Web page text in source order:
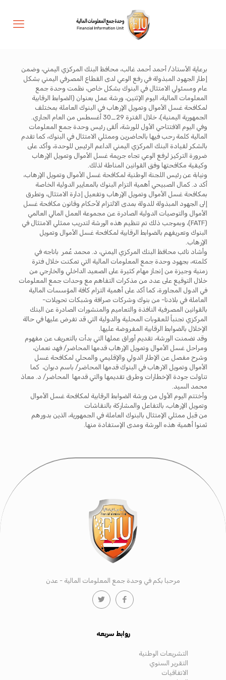
برعاية الأستاذ/ أحمد أحمد غالب، محافظ البنك المركزي اليمني، وضمن
إطار الجهود المبذولة في رفع الوعي لدى القطاع المصرفي اليمني بشكل
عام ومسئولي الامتثال في البنوك بشكل خاص، نظمت وحدة جمع
المعلومات المالية، اليوم الإثنين، ورشة عمل بعنوان (الضوابط الرقابية
لمكافحة غسل الأموال وتمويل الإرهاب في البنوك العاملة بمختلف
الجمهورية اليمنية)، خلال الفترة 29_30 أغسطس من العام الجاري.
وفي اليوم الافتتاحي الأول للورشة، ألقى رئيس وحدة جمع المعلومات
المالية كلمة رحب فيها بالحاضرين وممثلي الامتثال في البنوك، كما تقدم
بالشكر لقيادة البنك المركزي اليمني الداعم الرئيسِ للوحدة، وأكد على
ضرورة التركيز لرفع الوعي تجاه جريمة غسل الأموال وتمويل الإرهاب
وكيفية مكافحتها وفق القوانين المناطة لذلك.
ونيابة عن رئيس اللجنة الوطنية لمكافحة غسل الأموال وتمويل الإرهاب،
أكد د. كمال الصبيحي أهمية التزام البنوك بالمعايير الدولية الخاصة
بمكافحة غسل الأموال وتمويل الإرهاب وتفعيل إدارة الامتثال، وتطرق
إلى الجهود المبذولة للدولة بمدى الالتزام لأحكام وقانون مكافحة غسل
الأموال والتوصيات الدولية الصادرة عن مجموعة العمل المالي العالمي
(FATF)، وبموجب ذلك تم تنظيم هذه الورشة لتدريب ممثلي الامتثال في
البنوك وتعريفهم بالضوابط الرقابية لمكافحة غسل الأموال وتمويل
الإرهاب.
وأشاد نائب محافظ البنك المركزي اليمني، د. محمد عُمر باناجه في
كلمته، بجهود وحدة جمع المعلومات المالية التي تمكنت خلال فترة
زمنية وجيزة من إنجاز مهام كثيرة على الصعيد الداخلي والخارجي من
خلال التوقيع على عدد من مذكرات التفاهم مع وحدات جمع المعلومات
في الدول المجاورة، كما أكد على أهمية التزام كافة المؤسسات المالية
العاملة في بلادنا- من بنوك وشركات صرافة وشبكات تحويلات-
بالقوانين المصرفية النافذة والتعاميم والمنشورات الصادرة عن البنك
المركزي تجنباً للعقوبات المحلية والدولية التي قد تفرض عليها في حالة
الإخلال بالضوابط الرقابية المفروضة عليها.
وقد تضمنت الورشة، تقديم أوراق عملها التي بدأت بالتعريف عن مفهوم
ومراحل غسل الأموال وتمويل الإرهاب قدمها المحاضر/ فهد نعمان،
وشرح مفصل عن الإطار الدولي والإقليمي والمحلي لمكافحة غسل
الأموال وتمويل الارهاب في البنوك قدمها المحاضر/ باسم دبوان، كما
تناولت جودة الإخطارات وطرق تقديمها والتي قدمها المحاضر/ د. معاذ
محمد السيد.
وأختتم اليوم الأول من ورشة الضوابط الرقابية لمكافحة غسل الأموال
وتمويل الإرهاب، بالتفاعل والمشاركة بالنقاشات
من قبل ممثلي الإمتثال بالبنوك العاملة في الجمهورية، الذين بدورهم
ثمنوا أهمية هذه الورشة ومدى الإستفادة منها.
مرحبا بكم في وحدة جمع المعلومات المالية - عدن
روابط سريعه
التشريعات الوطنية
التقرير السنوي
الاتفاقيات